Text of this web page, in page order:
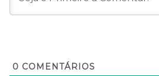
0 COMENTÁRIOS